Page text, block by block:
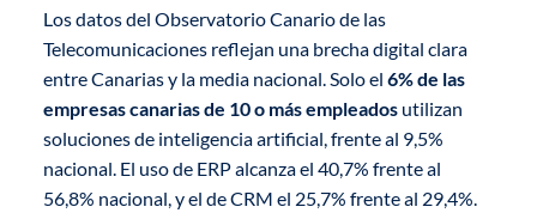
Los datos del Observatorio Canario de las
Telecomunicaciones reflejan una brecha digital clara
entre Canarias y la media nacional. Solo el 6% de las
empresas canarias de 10 o más empleadosutilizan
soluciones de inteligencia artificial, frente al 9,5%
nacional. El uso de ERP alcanza el 40,7% frente al
56,8% nacional, y el de CRM el 25,7% frente al 29,4%.